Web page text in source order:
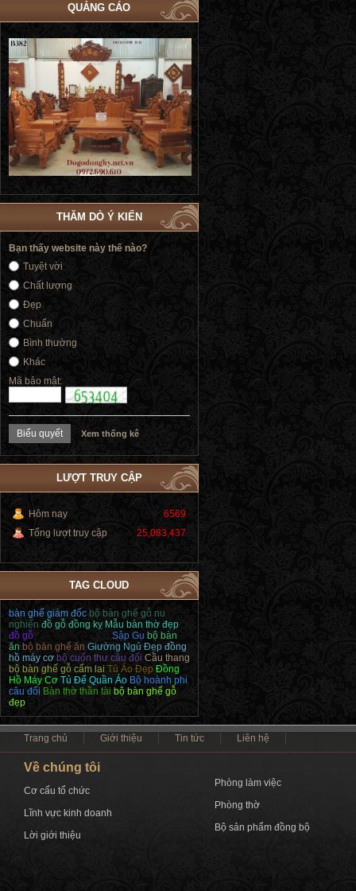
Bộ Giường Ngủ Tủ Áo Phòng Cưới Đẹp
| Đồ Gỗ Phú Hải GN183
Giường Ngủ Victoria Tân Cổ
Vàng | Đồ Gỗ Phú Hải GN176
QUẢNG CÁO
THĂM DÒ Ý KIẾN
Bạn thấy website này thế nào?
Tuyệt vời
Chất lượng
Đẹp
Chuẩn
Bình thường
Khác
Mã bảo mật:
Xem thống kê
LƯỢT TRUY CẬP
Hôm nay
6569
Tổng lượt truy cập
25,083,437
TAG CLOUD
bàn ghế giám đốc bộ bàn ghế gỗ nu
nghiến đồ gỗ đồng kỵ Mẫu bàn thờ đẹp
đồ gỗ
bàn ghế làm việc Sập Gụ bộ bàn
ăn bộ bàn ghế ăn Giường Ngủ Đẹp đồng
hồ máy cơ bộ cuốn thư câu đối Cầu thang
bộ bàn ghế gỗ cẩm lai Tủ Áo Đẹp Đồng
Hồ Máy Cơ Tủ Để Quần Áo Bộ hoành phi
câu đối Bàn thờ thần tài bộ bàn ghế gỗ
đẹp
Trang chủ Giới thiệu Tin tức Liên hệ
Về chúng tôi
Cơ cấu tổ chức
Lĩnh vực kinh doanh
Lời giới thiệu
Phòng làm việc
Phòng thờ
Bộ sản phẩm đồng bộ